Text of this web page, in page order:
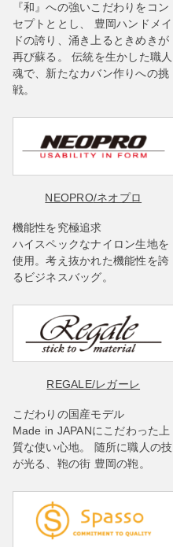
『和』への強いこだわりをコン
セプトととし、 豊岡ハンドメイ
ドの誇り、涌き上るときめきが
再び蘇る。 伝統を生かした職人
魂で、新たなカバン作りへの挑
戦。
NEOPRO/ネオプロ
機能性を究極追求
ハイスペックなナイロン生地を
使用。考え抜かれた機能性を誇
るビジネスバッグ。
REGALE/レガーレ
こだわりの国産モデル
Made in JAPANにこだわった上
質な使い心地。 随所に職人の技
が光る、鞄の街 豊岡の鞄。